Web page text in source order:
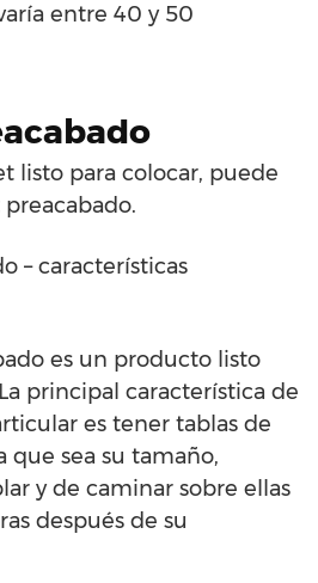
entre 40 y 50
listo para colocar, puede
– características
es un producto listo
principal característica de
es tener tablas de
que sea su tamaño,
y de caminar sobre ellas
después de su